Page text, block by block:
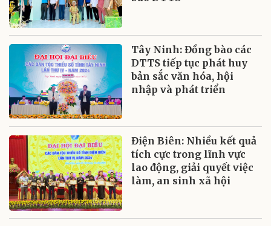
Tây Ninh: Đồng bào các
DTTS tiếp tục phát huy
bản sắc văn hóa, hội
nhập và phát triển
Điện Biên: Nhiều kết quả
tích cực trong lĩnh vực
lao động, giải quyết việc
làm, an sinh xã hội